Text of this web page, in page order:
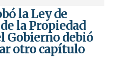
la Ley de
la Propiedad
Gobierno debió
otro capítulo